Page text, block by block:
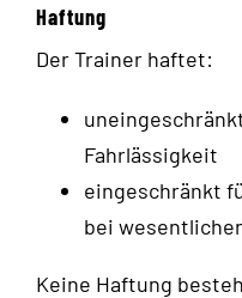
Haftung
Der Trainer haftet:
Fahrlässigkeit
eingeschränkt
bei
Keine Haftung